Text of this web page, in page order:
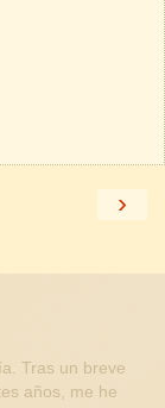
›
Tras un breve
años, me he